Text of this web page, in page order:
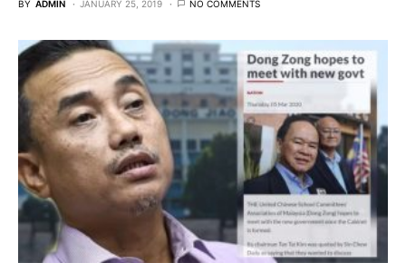
BY ADMIN JANUARY 25, 2019 NO COMMENTS